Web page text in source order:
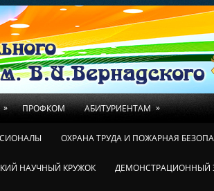
» ПРОФКОМ АБИТУРИЕНТАМ »
ОХРАНА ТРУДА И ПОЖАРНАЯ
НАУЧНЫЙ КРУЖОК ДЕМОНСТРАЦИОННЫЙ